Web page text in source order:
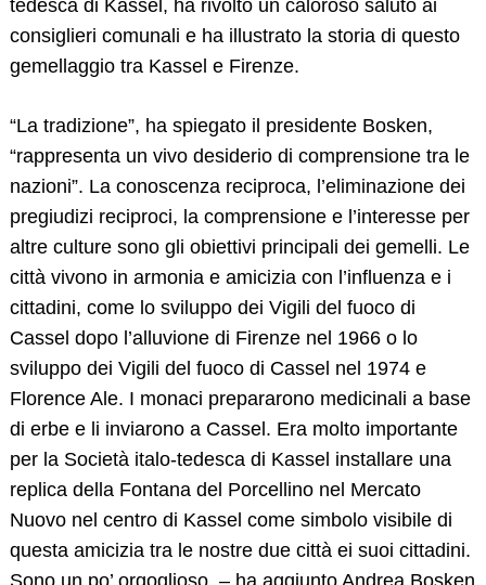
tedesca di Kassel, ha rivolto un caloroso saluto ai
consiglieri comunali e ha illustrato la storia di questo
gemellaggio tra Kassel e Firenze.
“La tradizione”, ha spiegato il presidente Bosken,
“rappresenta un vivo desiderio di comprensione tra le
nazioni”. La conoscenza reciproca, l’eliminazione dei
pregiudizi reciproci, la comprensione e l’interesse per
altre culture sono gli obiettivi principali dei gemelli. Le
città vivono in armonia e amicizia con l’influenza e i
cittadini, come lo sviluppo dei Vigili del fuoco di
Cassel dopo l’alluvione di Firenze nel 1966 o lo
sviluppo dei Vigili del fuoco di Cassel nel 1974 e
Florence Ale. I monaci prepararono medicinali a base
di erbe e li inviarono a Cassel. Era molto importante
per la Società italo-tedesca di Kassel installare una
replica della Fontana del Porcellino nel Mercato
Nuovo nel centro di Kassel come simbolo visibile di
questa amicizia tra le nostre due città ei suoi cittadini.